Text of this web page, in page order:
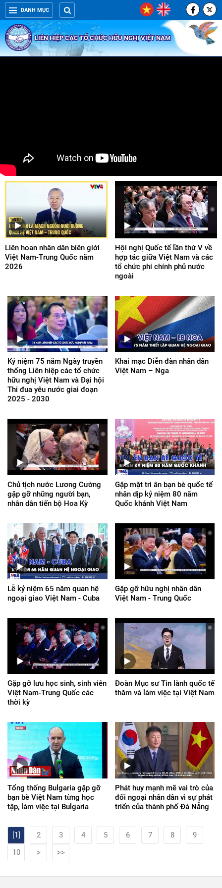
DANH MỤC
LIÊN HIỆP CÁC TỔ CHỨC HỮU NGHỊ VIỆT NAM
Liên hoan nhân dân biên giới
Việt Nam-Trung Quốc năm
2026
Hội nghị Quốc tế lần thứ V về
hợp tác giữa Việt Nam và các
tổ chức phi chính phủ nước
ngoài
Kỷ niệm 75 năm Ngày truyền
thống Liên hiệp các tổ chức
hữu nghị Việt Nam và Đại hội
Thi đua yêu nước giai đoạn
2025 - 2030
Khai mạc Diễn đàn nhân dân
Việt Nam – Nga
Chủ tịch nước Lương Cường
gặp gỡ những người bạn,
nhân dân tiến bộ Hoa Kỳ
Gặp mặt tri ân bạn bè quốc tế
nhân dịp kỷ niệm 80 năm
Quốc khánh Việt Nam
Lễ kỷ niệm 65 năm quan hệ
ngoại giao Việt Nam - Cuba
Gặp gỡ hữu nghị nhân dân
Việt Nam - Trung Quốc
Gặp gỡ lưu học sinh, sinh viên
Việt Nam-Trung Quốc các
thời kỳ
Đoàn Mục sư Tin lành quốc tế
thăm và làm việc tại Việt Nam
Tổng thống Bulgaria gặp gỡ
bạn bè Việt Nam từng học
tập, làm việc tại Bulgaria
Phát huy mạnh mẽ vai trò của
đối ngoại nhân dân vì sự phát
triển của thành phố Đà Nẵng
[1] 2 3 4 5 6 7 8
9
10
> >>